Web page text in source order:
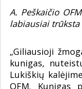
A. Peškaičio
labiausiai
„Giliausioji
kunigas,
Lukiškių
OFM. Kunigas